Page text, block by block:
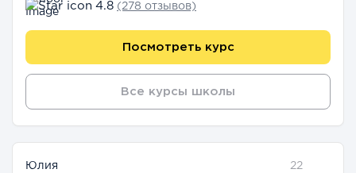
4.8 (278 отзывов)
Посмотреть курс
Все курсы школы
Юлия
22